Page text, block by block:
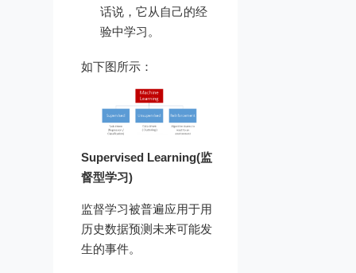
话说，它从自己的经
验中学习。
如下图所示：
Supervised Learning(监
督型学习)
监督学习被普遍应用于用
历史数据预测未来可能发
生的事件。